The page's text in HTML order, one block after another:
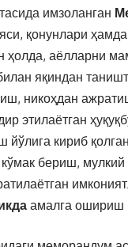
имзоланган
қонунлари
ҳолда, аёлларни
яқиндан
никоҳдан
этилаётган
кириб
кўмак бериш,
амалга ошириш